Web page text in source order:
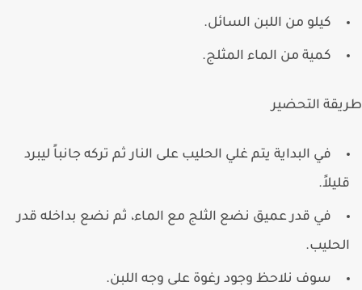
كيلو من اللبن السائل.
كمية من الماء المثلج.
التحضير
في البداية يتم غلي الحليب على النار ثم تركه جانباً ليبرد
في قدر عميق نضع الثلج مع الماء، ثم نضع بداخله قدر
سوف نلاحظ وجود رغوة على وجه اللبن.